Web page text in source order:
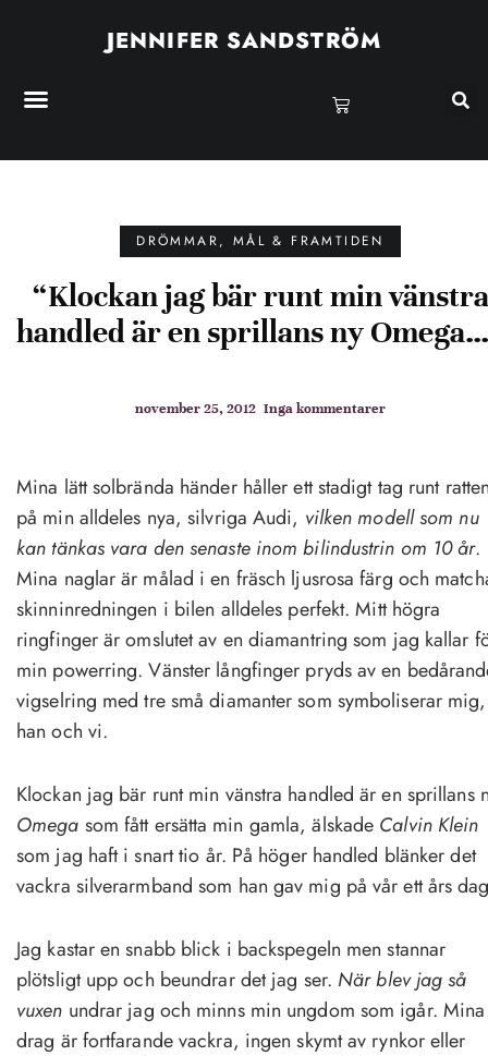
JENNIFER SANDSTRÖM
DRÖMMAR, MÅL & FRAMTIDEN
“Klockan jag bär runt min vänstra
handled är en sprillans ny
november 25, 2012 Inga kommentarer
Mina lätt solbrända händer håller ett stadigt tag runt
på min alldeles nya, silvriga Audi, vilken modell som nu
kan tänkas vara den senaste inom bilindustrin om 10 år.
Mina naglar är målad i en fräsch ljusrosa färg och
skinninredningen i bilen alldeles perfekt. Mitt högra
ringfinger är omslutet av en diamantring som jag kallar
min powerring. Vänster långfinger pryds av en
vigselring med tre små diamanter som symboliserar mig,
han och vi.
Klockan jag bär runt min vänstra handled är en sprillans
Omega som fått ersätta min gamla, älskade Calvin Klein
som jag haft i snart tio år. På höger handled blänker det
vackra silverarmband som han gav mig på vår ett års
Jag kastar en snabb blick i backspegeln men stannar
plötsligt upp och beundrar det jag ser. När blev jag så
vuxen undrar jag och minns min ungdom som igår. Mina
drag är fortfarande vackra, ingen skymt av rynkor eller